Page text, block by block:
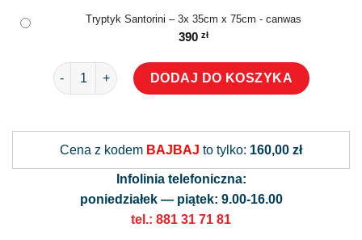
Tryptyk Santorini – 3x 35cm x 75cm - canwas
390 zł
ilość Tryptyk Santorini
DODAJ DO KOSZYKA
Cena z kodem BAJBAJ to tylko: 160,00 zł
Infolinia telefoniczna:
poniedziałek — piątek: 9.00-16.00
tel.: 881 31 71 81